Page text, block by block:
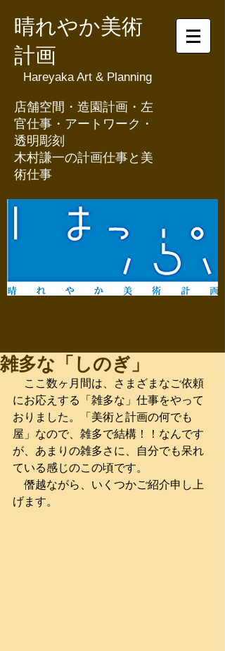
晴れやか美術
計画
Hareyaka Art & Planning
​店舗空間・造園計画・左
官仕事・アートワーク・
透明彫刻
​木村謙一の計画仕事と美
術仕事
雑多な「しのぎ」
ここ数ヶ月間は、さまざまなご依頼
にお応えする「雑多な」仕事をやって
おりました。「美術と計画の何でも
屋」なので、雑多で結構！！なんです
が、あまりの雑多さに、自分でも呆れ
ている感じのこの頃です。
僭越ながら、いくつかご紹介申し上
げます。